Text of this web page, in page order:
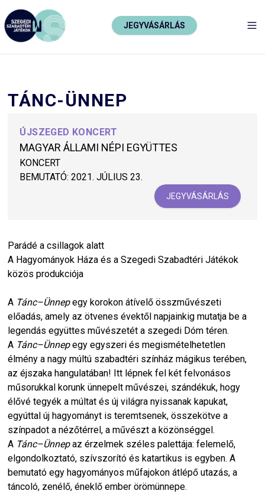
JEGYVÁSÁRLÁS
TÁNC-ÜNNEP
ÚJSZEGED KONCERT
MAGYAR ÁLLAMI NÉPI EGYÜTTES
KONCERT
BEMUTATÓ: 2021. JÚLIUS 23.
JEGYVÁSÁRLÁS
Parádé a csillagok alatt
A Hagyományok Háza és a Szegedi Szabadtéri Játékok
közös produkciója
A Tánc–Ünnepegy korokon átívelő összművészeti
előadás, amely az ötvenes évektől napjainkig mutatja be a
legendás együttes művészetét a szegedi Dóm téren.
A Tánc–Ünnepegy egyszeri és megismételhetetlen
élmény a nagy múltú szabadtéri színház mágikus terében,
az éjszaka hangulatában! Itt lépnek fel két felvonásos
műsorukkal korunk ünnepelt művészei, szándékuk, hogy
élővé tegyék a múltat és új világra nyissanak kapukat,
egyúttal új hagyományt is teremtsenek, összekötve a
színpadot a nézőtérrel, a művészt a közönséggel.
A Tánc–Ünnepaz érzelmek széles palettája: felemelő,
elgondolkoztató, szívszorító és katartikus is egyben. A
bemutató egy hagyományos műfajokon átlépő utazás, a
táncoló, zenélő, éneklő ember örömünnepe.